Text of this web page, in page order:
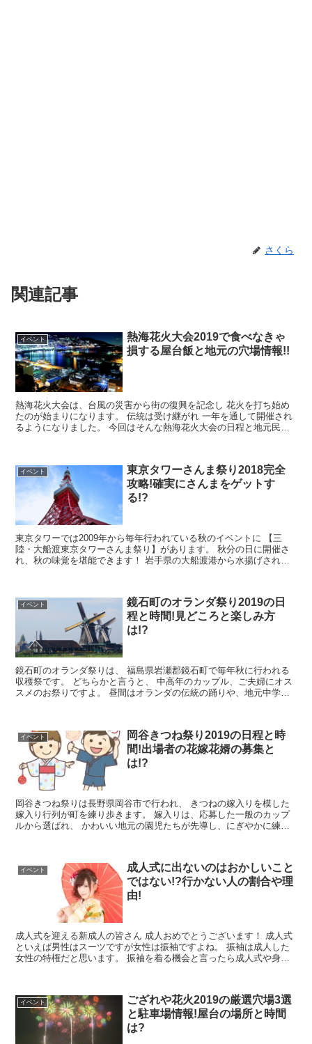
さくら
関連記事
イベント
熱海花火大会2019で食べなきゃ
損する屋台飯と地元の穴場情報!!
熱海花火大会は、台風の災害から街の復興を記念し 花火を打ち始め
たのが始まりになります。 伝統は受け継がれ 一年を通して開催され
るようになりました。 今回はそんな熱海花火大会の日程と地元民お
イベント
東京タワーさんま祭り2018完全
攻略!確実にさんまをゲットす
る!?
東京タワーでは2009年から毎年行われている秋のイベントに 【三
陸・大船渡東京タワーさんま祭り】があります。 秋分の日に開催さ
れ、秋の味覚を堪能できます！ 岩手県の大船渡港から水揚げされた
イベント
鏡石町のオランダ祭り2019の日
程と時間!見どころと楽しみ方
は!?
鏡石町のオランダ祭りは、 福島県岩瀬郡鏡石町で毎年秋に行われる
収穫祭です。 どちらかと言うと、 中高年のカップル、ご夫婦にオス
スメのお祭りですよ。 昼間はオランダの伝統の踊りや、地元中学生
イベント
岡谷きつね祭り2019の日程と時
間!出場者の花嫁花婿の募集と
は!?
岡谷きつね祭りは長野県岡谷市で行われ、 きつねの嫁入りを模した
嫁入り行列が町を練り歩きます。 嫁入りは、応募した一般のカップ
ルから選ばれ、 かわいい地元の園児たちが先導し、にぎやかに練り
イベント
成人式に出ないのはおかしいこと
ではない!?行かない人の割合や理
由!
成人式を迎える新成人の皆さん 成人おめでとうございます！ 成人式
といえば男性はスーツですが女性は振袖ですよね。 振袖は成人した
女性の特権だと思います。 振袖を着る機会と言ったら成人式や身内
イベント
ござれや花火2019の厳選穴場3選
と駐車場情報!屋台の場所と時間
は?